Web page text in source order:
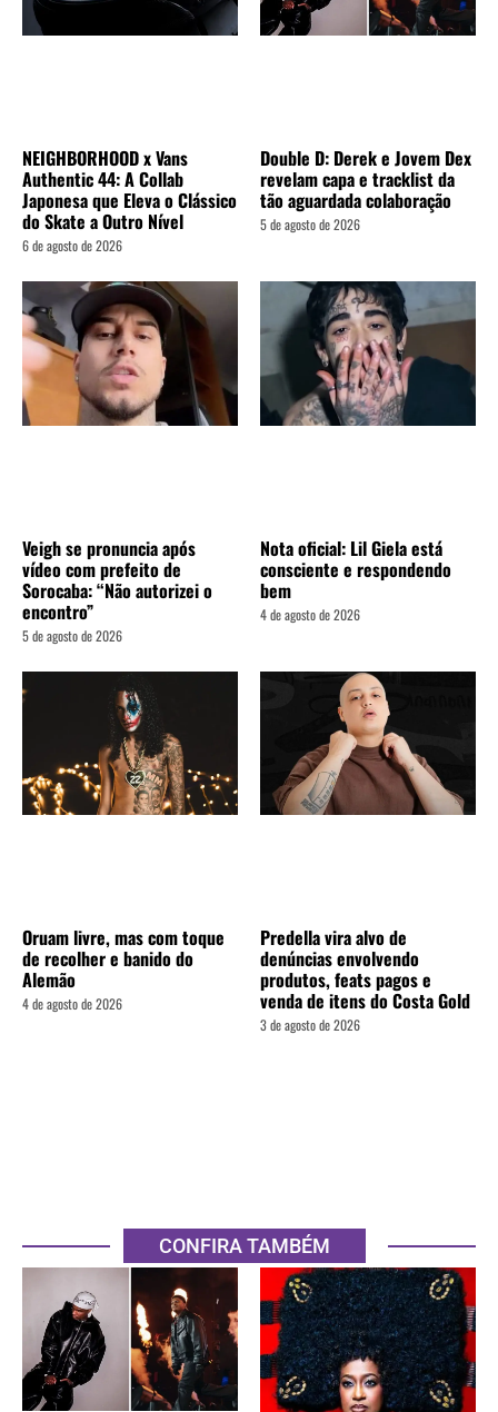
NEIGHBORHOOD x Vans
Authentic 44: A Collab
Japonesa que Eleva o Clássico
do Skate a Outro Nível
6 de agosto de 2026
Double D: Derek e Jovem Dex
revelam capa e tracklist da
tão aguardada colaboração
5 de agosto de 2026
Veigh se pronuncia após
vídeo com prefeito de
Sorocaba: “Não autorizei o
encontro”
5 de agosto de 2026
Nota oficial: Lil Giela está
consciente e respondendo
bem
4 de agosto de 2026
Oruam livre, mas com toque
de recolher e banido do
Alemão
4 de agosto de 2026
Predella vira alvo de
denúncias envolvendo
produtos, feats pagos e
venda de itens do Costa Gold
3 de agosto de 2026
CONFIRA TAMBÉM